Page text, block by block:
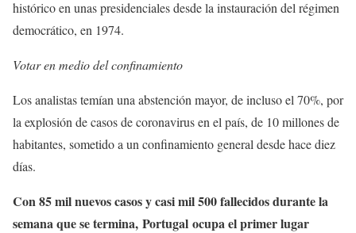
histórico en unas presidenciales desde la instauración del régimen
democrático, en 1974.
Votar en medio del confinamiento
Los analistas temían una abstención mayor, de incluso el 70%, por
la explosión de casos de coronavirus en el país, de 10 millones de
habitantes, sometido a un confinamiento general desde hace diez
días.
Con 85 mil nuevos casos y casi mil 500 fallecidos durante la
semana que se termina, Portugal ocupa el primer lugar